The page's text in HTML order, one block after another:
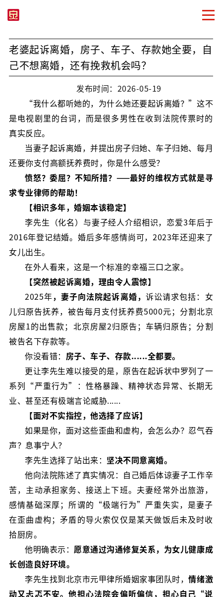
老婆起诉离婚，房子、车子、存款她全要，自
己不想离婚，还有挽救机会吗？
发布时间：2026-05-19
“我什么都听她的，为什么她还要起诉离婚？”这不
是电视剧里的台词，而是很多男性在收到法院传票时的
真实反应。
当妻子起诉离婚，并提出房子归她、车子归她、每月
还要你支付高额抚养费时，你是什么感受？
愤怒？委屈？不知所措？——最好的维权方式就是寻
求专业律师的帮助！
【相识多年，婚姻本该稳定】
李先生（化名）与妻子经人介绍相识，恋爱3年后于
2016年登记结婚。婚后多年感情尚可，2023年还迎来了
女儿出生。
在外人看来，这是一个标准的幸福三口之家。
【突然被起诉离婚，理由令人震惊】
2025年， 妻子向法院起诉离婚， 诉讼请求包括：女
儿归原告抚养，被告每月支付抚养费5000元；分割北京
房屋1的出售款；北京房屋2归原告；车辆归原告；分割
被告名下存款等。
你没看错： 房子、车子、存款......全都要。
更让李先生难以接受的是，原告在起诉状中罗列了一
系列“严重行为”：性格暴躁、精神状态异常、长期无
业、甚至还有极端言论威胁......
【面对不实指控，他选择了应诉】
如果是你，面对这些歪曲和虚构，会怎么办？忍气吞
声？息事宁人？
李先生选择了站出来： 坚决不同意离婚。
他向法院陈述了真实情况：自己婚后体谅妻子工作辛
苦，主动承担家务、接送上下班。夫妻经常外出旅游，
感情基础深厚；所谓的“极端行为”严重失实，是妻子
在歪曲虚构；矛盾的导火索仅仅是某天做饭后未及时收
拾厨房。
他明确表示：愿意通过沟通修复关系，为女儿健康成
长创造良好环境。
李先生找到北京市元甲律所婚姻家事团队时，情绪激
动又忐忑不安。他担心法院会偏听偏信，担心自己“说